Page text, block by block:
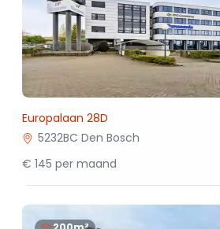
Europalaan 28D
5232BC Den Bosch
€ 145 per maand